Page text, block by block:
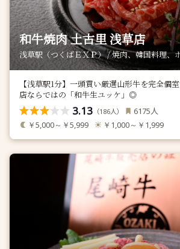
和牛焼肉 土古里 浅草店
浅草駅（つくばＥＸＰ） / 焼肉、韓国料理、
【浅草駅1分】一頭買い厳選山形牛を完全個
店ならではの「和牛生ユッケ」◎
3.13 （186人） 6175人
￥5,000～￥5,999 ￥1,000～￥1,999